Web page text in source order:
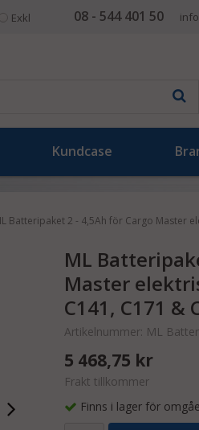
08 - 544 401 50
Exkl
Kundcase
Batteripaket 2 - 4,5Ah för Cargo Master
ML
Master
C141, C171 &
Artikelnummer: ML
5 468,75 kr
Frakt tillkommer
Finns i lager för